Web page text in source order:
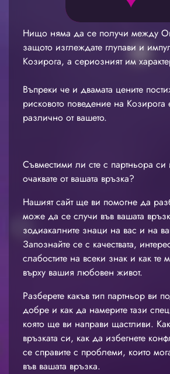
Нищо няма да се получи между
защото изглеждате глупави и
Козирога, а сериозният им
Въпреки че и двамата цените
рисковото поведение на
различно от вашето.
Съвместими ли сте с партньора си
очаквате от вашата връзка?
Нашият сайт ще ви помогне да
може да се случи във вашата
зодиакалните знаци на вас и на
Запознайте се с качествата,
слабостите на всеки знак и как те
върху вашия любовен живот.
Разберете какъв тип партньор ви
добре и как да намерите тази
която ще ви направи щастливи.
връзката си, как да избегнете
се справите с проблеми, които
във вашата връзка.